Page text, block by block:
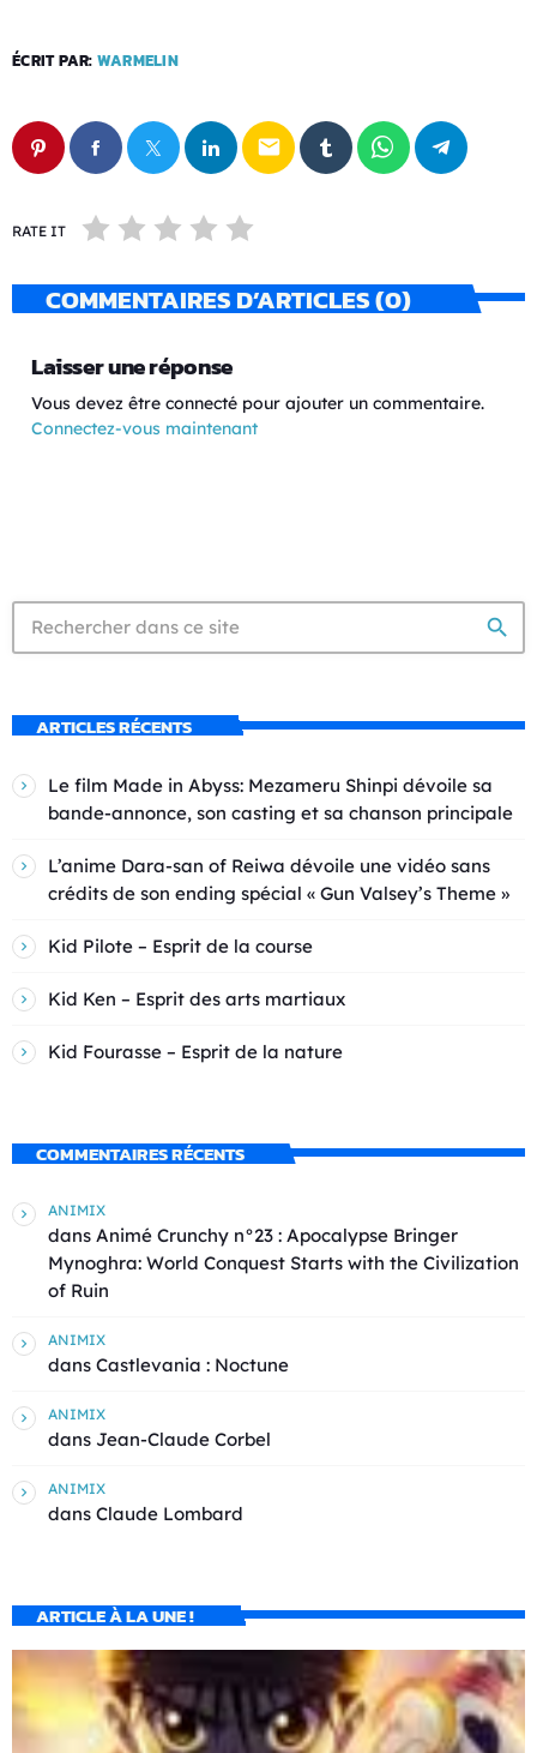
ÉCRIT PAR: WARMELIN
email
RATE IT
COMMENTAIRES D’ARTICLES (0)
Laisser une réponse
Vous devez être connecté pour ajouter un commentaire.
Connectez-vous maintenant
search
ARTICLES RÉCENTS
Le film Made in Abyss: Mezameru Shinpi dévoile sa
bande-annonce, son casting et sa chanson principale
L’anime Dara-san of Reiwa dévoile une vidéo sans
crédits de son ending spécial « Gun Valsey’s Theme »
Kid Pilote – Esprit de la course
Kid Ken – Esprit des arts martiaux
Kid Fourasse – Esprit de la nature
COMMENTAIRES RÉCENTS
ANIMIX
dans Animé Crunchy n°23 : Apocalypse Bringer
Mynoghra: World Conquest Starts with the Civilization
of Ruin
ANIMIX
dans Castlevania : Noctune
ANIMIX
dans Jean-Claude Corbel
ANIMIX
dans Claude Lombard
ARTICLE À LA UNE !